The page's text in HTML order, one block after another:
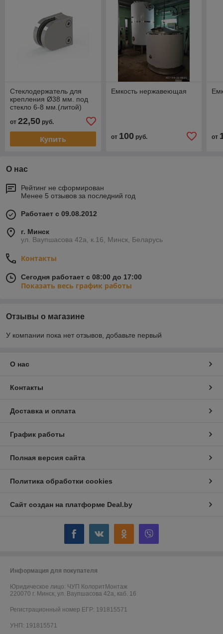
Стеклодержатель для
крепления Ø38 мм. под
стекло 6-8 мм.(литой)
от 22,50 руб.
Купить
Емкость нержавеющая
от 100руб. от
О нас
Рейтинг не сформирован
Менее 5 отзывов за последний год
Работает с 09.08.2012
г. Минск
ул. Ваупшасова 42а, к.16, Минск, Беларусь
Контакты
Сегодня работает с 08:00 до 17:00
Показать весь график работы
Отзывы о магазине
У компании пока нет отзывов, добавьте первый
О нас
Контакты
Доставка и оплата
График работы
Полная версия сайта
Политика обработки cookies
Сайт создан на платформе Deal.by
Информация для покупателя
Юридическое лицо: ЧУП КолоритМонтаж
220070 г. Минск, ул. Ваупшасова 42а, каб. 16
Регистрационный номер ЕГР: 191815571
УНП: 191815571